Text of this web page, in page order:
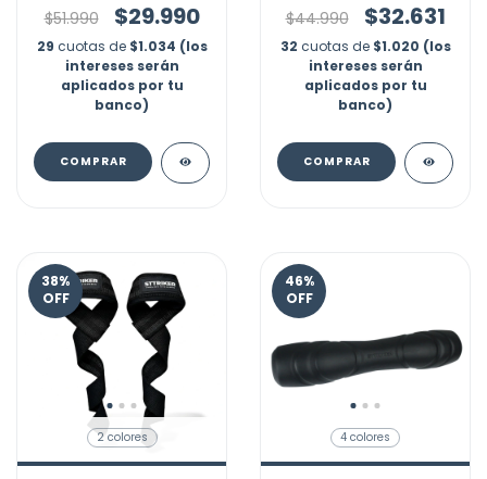
$51.990
$29.990
29 cuotas de $1.034 (los
intereses serán
aplicados por tu
banco)
COMPRAR
$44.990
$32.631
32 cuotas de $1.020 (los
intereses serán
aplicados por tu
banco)
COMPRAR
38%
OFF
2 colores
46%
OFF
4 colores